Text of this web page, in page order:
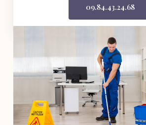
09.84.43.24.68